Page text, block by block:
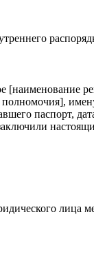
паспорт,
лица